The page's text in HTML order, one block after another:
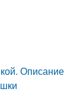
Описание